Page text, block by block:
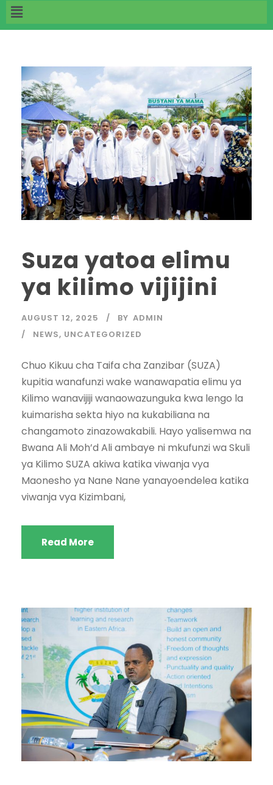
Suza yatoa elimu
ya kilimo vijijini
AUGUST 12, 2025 BY ADMIN
NEWS, UNCATEGORIZED
Chuo Kikuu cha Taifa cha Zanzibar (SUZA)
kupitia wanafunzi wake wanawapatia elimu ya
Kilimo wanavijiji wanaowazunguka kwa lengo la
kuimarisha sekta hiyo na kukabiliana na
changamoto zinazowakabili. Hayo yalisemwa na
Bwana Ali Moh’d Ali ambaye ni mkufunzi wa Skuli
ya Kilimo SUZA akiwa katika viwanja vya
Maonesho ya Nane Nane yanayoendelea katika
viwanja vya Kizimbani,
Read More